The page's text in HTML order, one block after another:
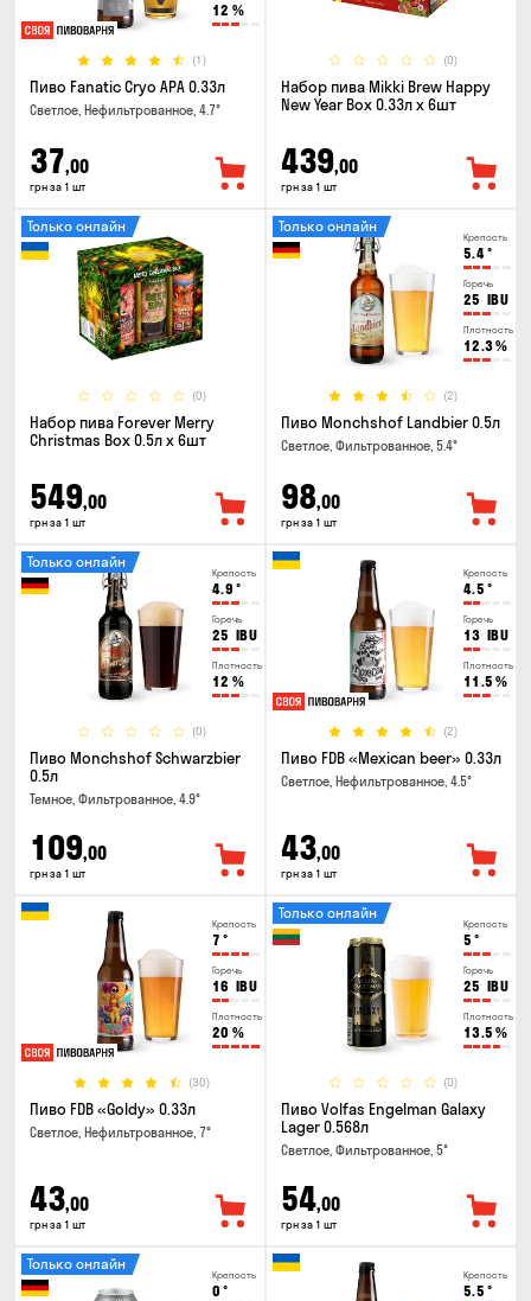
12 %
(1)
Пиво Fanatic Cryo APA 0.33л
Светлое, Нефильтрованное, 4.7°
37,00
грн за 1 шт
(0)
Набор пива Mikki Brew Happy
New Year Box 0.33л x 6шт
439,00
грн за 1 шт
(0)
Только онлайн
Набор пива Forever Merry
Christmas Box 0.5л x 6шт
549,00
грн за 1 шт
Крепость
5.4°
Горечь
25 IBU
Плотность
12.3%
(2)
Только онлайн
Пиво Monchshof Landbier 0.5л
Светлое, Фильтрованное, 5.4°
98,00
грн за 1 шт
Крепость
4.9 °
Горечь
25 IBU
Плотность
12 %
(0)
Только онлайн
Пиво Monchshof Schwarzbier
0.5л
Темное, Фильтрованное, 4.9°
109,00
грн за 1 шт
Крепость
4.5 °
Горечь
13 IBU
Плотность
11.5 %
(2)
Пиво FDB «Mexican beer» 0.33л
Светлое, Нефильтрованное, 4.5°
43,00
грн за 1 шт
Крепость
7 °
Горечь
16 IBU
Плотность
20 %
(30)
Пиво FDB «Goldy» 0.33л
Светлое, Нефильтрованное, 7°
43,00
грн за 1 шт
Крепость
5 °
Горечь
25 IBU
Плотность
13.5 %
(0)
Только онлайн
Пиво Volfas Engelman Galaxy
Lager 0.568л
Светлое, Фильтрованное, 5°
54,00
грн за 1 шт
Крепость
0 °
Только онлайн
Крепость
5.5 °